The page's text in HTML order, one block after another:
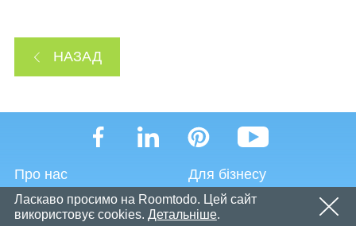
НАЗАД
Про нас
Для бізнесу
Умови використання
Документація
Ласкаво просимо на Roomtodo. Цей сайт
використовує cookies. Детальніше.